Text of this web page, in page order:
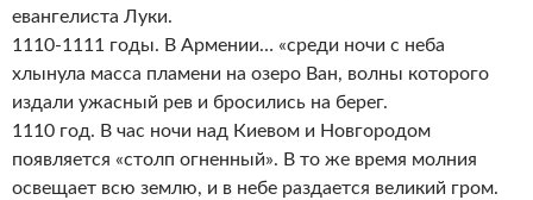
евангелиста Луки.
1110-1111 годы. В Армении… «среди ночи с неба
хлынула масса пламени на озеро Ван, волны которого
издали ужасный рев и бросились на берег.
1110 год. В час ночи над Киевом и Новгородом
появляется «столп огненный». В то же время молния
освещает всю землю, и в небе раздается великий гром.